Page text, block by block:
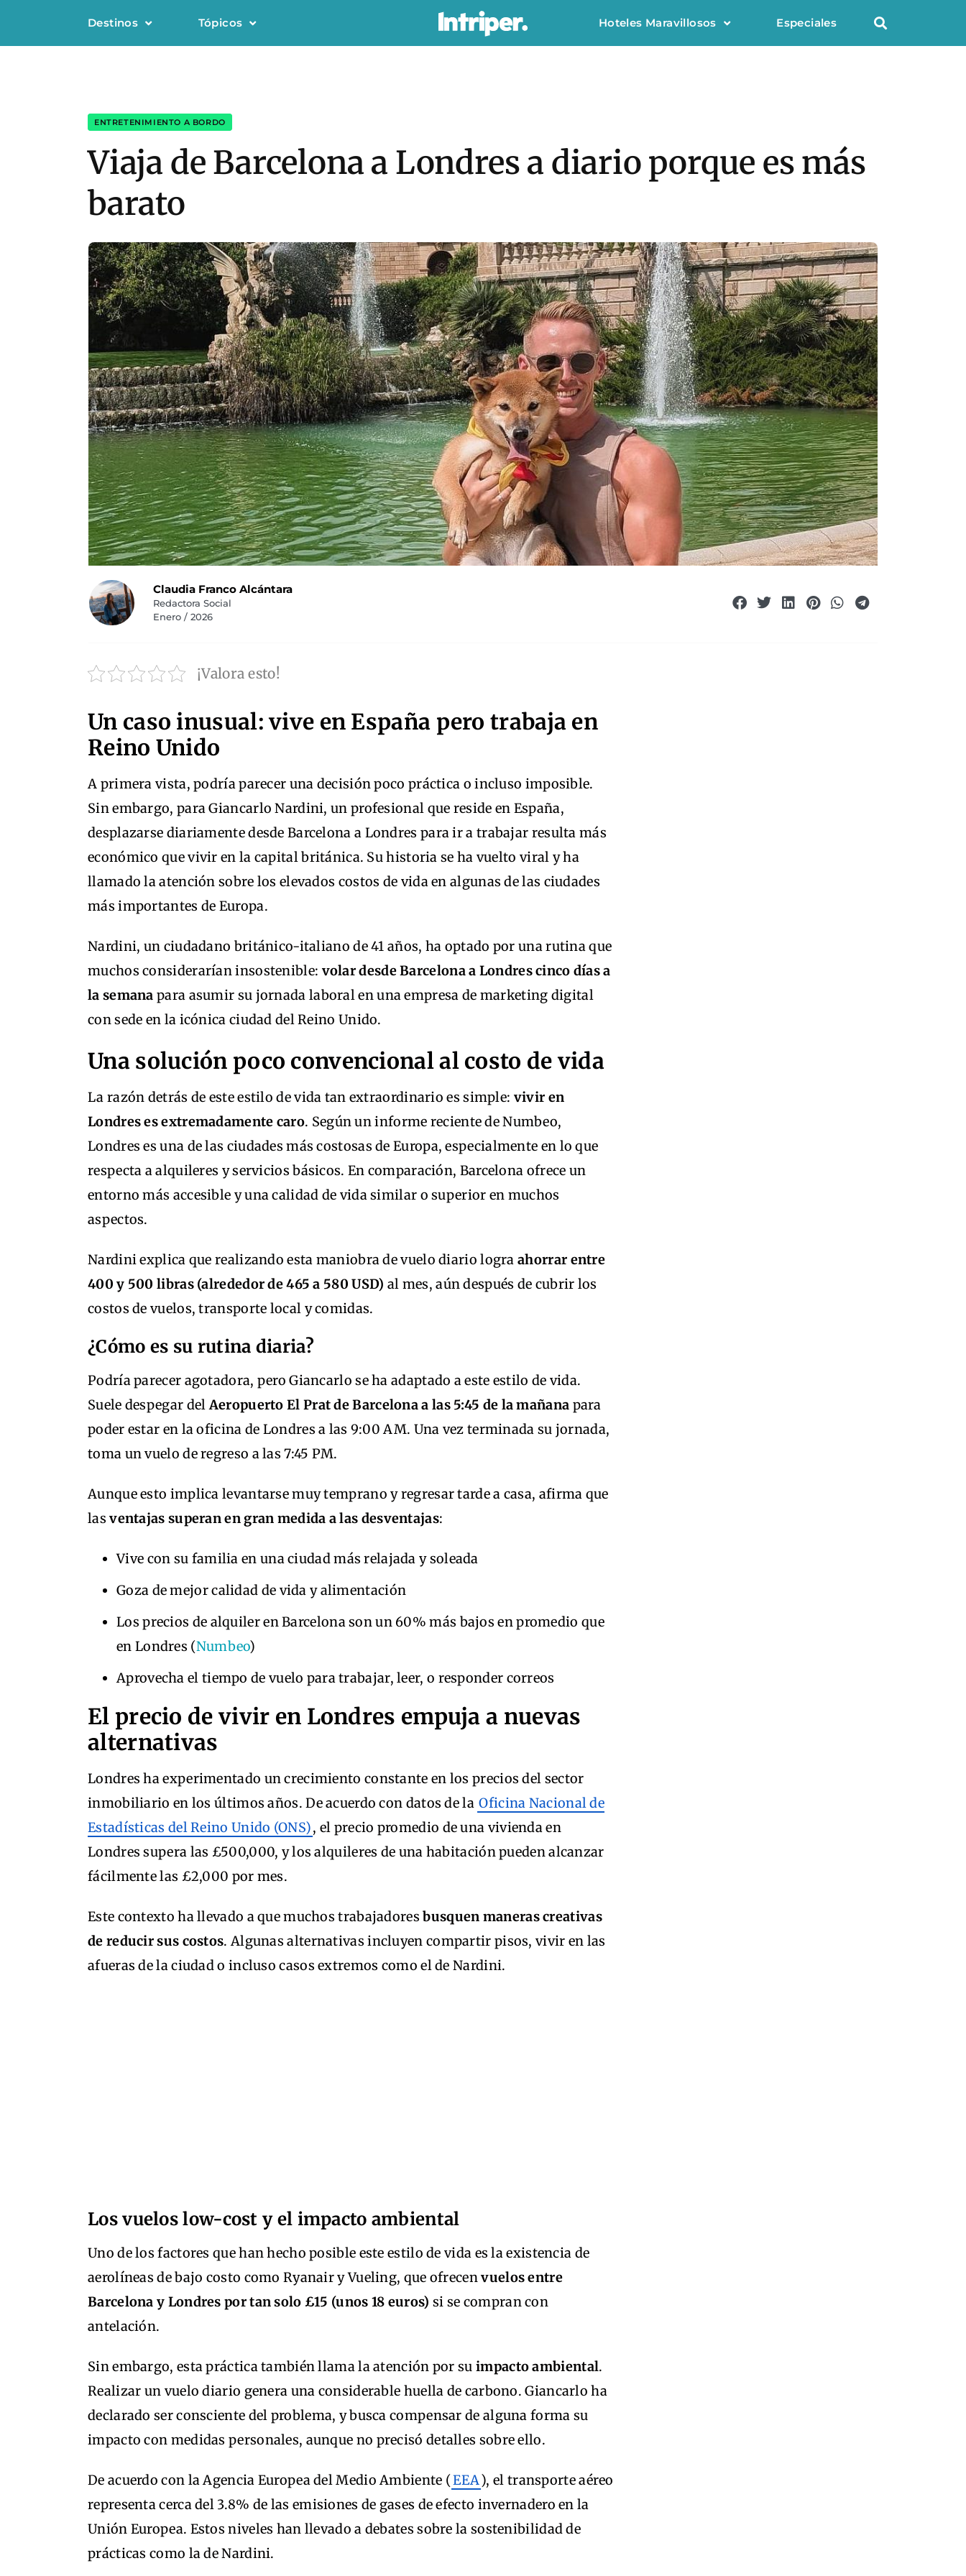
Destinos Tópicos Hoteles Maravillosos Especiales
ENTRETENIMIENTO A BORDO
Viaja de Barcelona a Londres a diario porque es más
barato
Claudia Franco Alcántara
Redactora Social
Enero / 2026
¡Valora esto!
Un caso inusual: vive en España pero trabaja en
Reino Unido
A primera vista, podría parecer una decisión poco práctica o incluso imposible.
Sin embargo, para Giancarlo Nardini, un profesional que reside en España,
desplazarse diariamente desde Barcelona a Londres para ir a trabajar resulta más
económico que vivir en la capital británica. Su historia se ha vuelto viral y ha
llamado la atención sobre los elevados costos de vida en algunas de las ciudades
más importantes de Europa.
Nardini, un ciudadano británico-italiano de 41 años, ha optado por una rutina que
muchos considerarían insostenible: volar desde Barcelona a Londres cinco días a
la semana para asumir su jornada laboral en una empresa de marketing digital
con sede en la icónica ciudad del Reino Unido.
Una solución poco convencional al costo de vida
La razón detrás de este estilo de vida tan extraordinario es simple: vivir en
Londres es extremadamente caro. Según un informe reciente de Numbeo,
Londres es una de las ciudades más costosas de Europa, especialmente en lo que
respecta a alquileres y servicios básicos. En comparación, Barcelona ofrece un
entorno más accesible y una calidad de vida similar o superior en muchos
aspectos.
Nardini explica que realizando esta maniobra de vuelo diario lograahorrar entre
400 y 500 libras (alrededor de 465 a 580 USD) al mes, aún después de cubrir los
costos de vuelos, transporte local y comidas.
¿Cómo es su rutina diaria?
Podría parecer agotadora, pero Giancarlo se ha adaptado a este estilo de vida.
Suele despegar delAeropuerto El Prat de Barcelona a las 5:45 de la mañana para
poder estar en la oficina de Londres a las 9:00 AM. Una vez terminada su jornada,
toma un vuelo de regreso a las 7:45 PM.
Aunque esto implica levantarse muy temprano y regresar tarde a casa, afirma que
lasventajas superan en gran medida a las desventajas:
Vive con su familia en una ciudad más relajada y soleada
Goza de mejor calidad de vida y alimentación
Los precios de alquiler en Barcelona son un 60% más bajos en promedio que
en Londres (Numbeo)
Aprovecha el tiempo de vuelo para trabajar, leer, o responder correos
El precio de vivir en Londres empuja a nuevas
alternativas
Londres ha experimentado un crecimiento constante en los precios del sector
inmobiliario en los últimos años. De acuerdo con datos de la Oficina Nacional de
Estadísticas del Reino Unido (ONS), el precio promedio de una vivienda en
Londres supera las £500,000, y los alquileres de una habitación pueden alcanzar
fácilmente las £2,000 por mes.
Este contexto ha llevado a que muchos trabajadoresbusquen maneras creativas
de reducir sus costos. Algunas alternativas incluyen compartir pisos, vivir en las
afueras de la ciudad o incluso casos extremos como el de Nardini.
Los vuelos low-cost y el impacto ambiental
Uno de los factores que han hecho posible este estilo de vida es la existencia de
aerolíneas de bajo costo como Ryanair y Vueling, que ofrecenvuelos entre
Barcelona y Londres por tan solo £15 (unos 18 euros) si se compran con
antelación.
Sin embargo, esta práctica también llama la atención por su impacto ambiental.
Realizar un vuelo diario genera una considerable huella de carbono. Giancarlo ha
declarado ser consciente del problema, y busca compensar de alguna forma su
impacto con medidas personales, aunque no precisó detalles sobre ello.
De acuerdo con la Agencia Europea del Medio Ambiente (EEA), el transporte aéreo
representa cerca del 3.8% de las emisiones de gases de efecto invernadero en la
Unión Europea. Estos niveles han llevado a debates sobre la sostenibilidad de
prácticas como la de Nardini.